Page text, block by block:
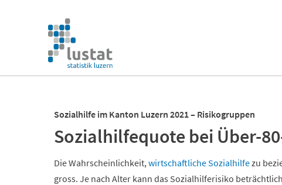
überspringen
Navigation
überspringen
Sozialhilfe im Kanton Luzern 2021 – Risikogruppen
Sozialhilfequote bei Über-
Die Wahrscheinlichkeit,wirtschaftliche Sozialhilfezu
gross. Je nach Alter kann das Sozialhilferisiko